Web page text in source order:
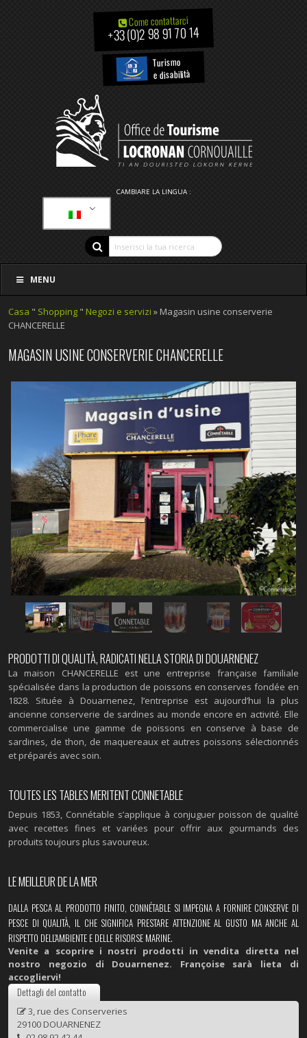
Come contattarci
+33 (0)2 98 91 70 14
Turismo
e disabilità
CAMBIARE LA LINGUA :
MENU
Casa " Shopping " Negozi e servizi » Magasin usine conserverie
CHANCERELLE
MAGASIN USINE CONSERVERIE CHANCERELLE
PRODOTTI DI QUALITÀ, RADICATI NELLA STORIA DI DOUARNENEZ
La maison CHANCERELLE est une entreprise française familiale
spécialisée dans la production de poissons en conserves fondée en
1828. Située à Douarnenez, l’entreprise est aujourd’hui la plus
ancienne conserverie de sardines au monde encore en activité. Elle
commercialise une gamme de poissons en conserve à base de
sardines, de thon, de maquereaux et autres poissons sélectionnés
et préparés avec soin.
TOUTES LES TABLES MERITENT CONNETABLE
Depuis 1853, Connétable s’applique à conjuguer poisson de qualité
avec recettes fines et variées pour offrir aux gourmands des
produits toujours plus savoureux.
LE MEILLEUR DE LA MER
DALLA PESCA AL PRODOTTO FINITO, CONNÉTABLE SI IMPEGNA A FORNIRE CONSERVE DI
PESCE DI QUALITÀ, IL CHE SIGNIFICA PRESTARE ATTENZIONE AL GUSTO MA ANCHE AL
RISPETTO DELL'AMBIENTE E DELLE RISORSE MARINE.
Venite a scoprire i nostri prodotti in vendita diretta nel
nostro negozio di Douarnenez. Françoise sarà lieta di
accogliervi!
Dettagli del contatto
3, rue des Conserveries
29100 DOUARNENEZ